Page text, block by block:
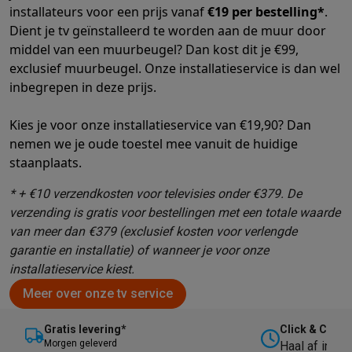
Refurbished
Refurbished smartphones
Huishouden
Wasmachines met ecocheques
Kleine keukentoestellen
Kleine keukentoestellen met ecocheques Koffiemachines met
Grote keukentoestellen
Vaatwassers met ecocheques Koelkasten met ecocheques
Airco's met ecocheques
TV & audio
TV met ecocheques Bluetooth speakers met ecocheques
Multimedia & telefonie
Smartphones met ecocheques
Transport
Elektrische steps met ecocheques
Eco initiatieven
ImpactEnergie besparen Recycleer je oud elektro
installateurs voor een prijs vanaf€19 per bestelling*.
Dient je tv geïnstalleerd te worden aan de muur door
middel van een muurbeugel? Dan kost dit je €99,
exclusief muurbeugel. Onze installatieservice is dan wel
inbegrepen in deze prijs.
Kies je voor onze installatieservice van €19,90? Dan
nemen we je oude toestel mee vanuit de huidige
staanplaats.
* + €10 verzendkosten voor televisies onder €379. De
verzending is gratis voor bestellingen met een totale waarde
van meer dan €379 (exclusief kosten voor verlengde
garantie en installatie) of wanneer je voor onze
installatieservice kiest.
Meer over onze tv service
Gratis levering*
M orgen geleverd
Click &
Haal af in